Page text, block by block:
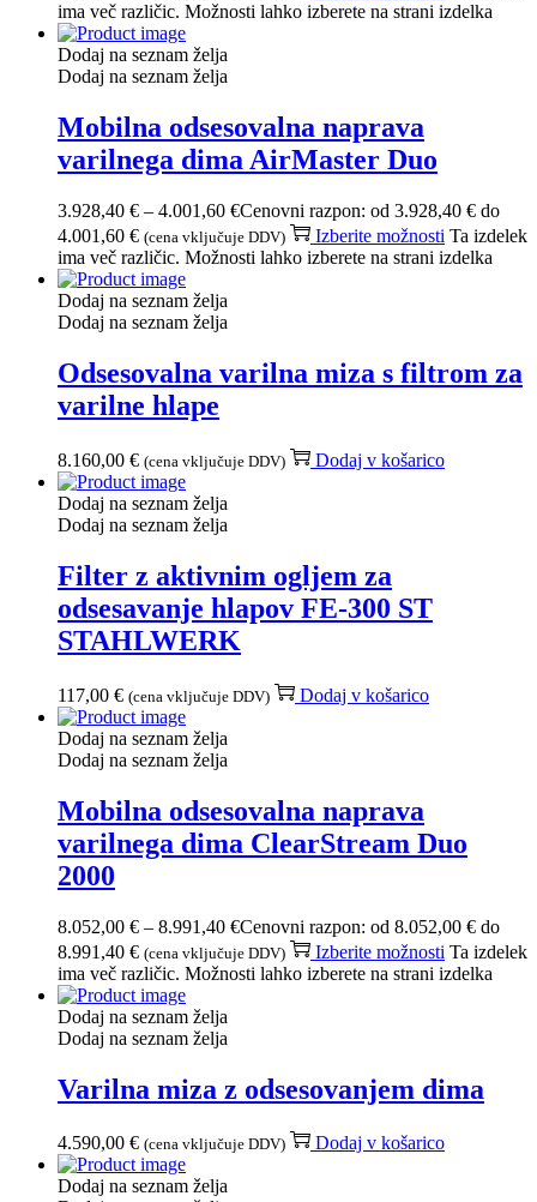
ima več različic. Možnosti lahko izberete na strani izdelka
Dodaj na seznam želja
Dodaj na seznam želja
Mobilna odsesovalna naprava
varilnega dima AirMaster Duo
3.928,40 € – 4.001,60 €Cenovni razpon: od 3.928,40 € do
4.001,60 € (cena vključuje DDV) Izberite možnosti Ta izdelek
ima več različic. Možnosti lahko izberete na strani izdelka
Dodaj na seznam želja
Dodaj na seznam želja
Odsesovalna varilna miza s filtrom za
varilne hlape
8.160,00 € (cena vključuje DDV) Dodaj v košarico
Dodaj na seznam želja
Dodaj na seznam želja
Filter z aktivnim ogljem za
odsesavanje hlapov FE-300 ST
STAHLWERK
117,00 € (cena vključuje DDV) Dodaj v košarico
Dodaj na seznam želja
Dodaj na seznam želja
Mobilna odsesovalna naprava
varilnega dima ClearStream Duo
2000
8.052,00 € – 8.991,40 €Cenovni razpon: od 8.052,00 € do
8.991,40 € (cena vključuje DDV) Izberite možnosti Ta izdelek
ima več različic. Možnosti lahko izberete na strani izdelka
Dodaj na seznam želja
Dodaj na seznam želja
Varilna miza z odsesovanjem dima
4.590,00 € (cena vključuje DDV) Dodaj v košarico
Dodaj na seznam želja